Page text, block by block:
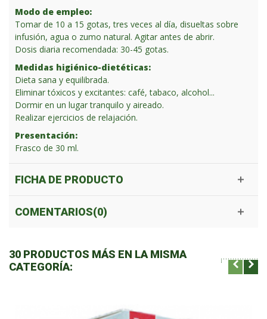
Modo de empleo:
Tomar de 10 a 15 gotas, tres veces al día, disueltas sobre
infusión, agua o zumo natural. Agitar antes de abrir.
Dosis diaria recomendada: 30-45 gotas.
Medidas higiénico-dietéticas:
Dieta sana y equilibrada.
Eliminar tóxicos y excitantes: café, tabaco, alcohol...
Dormir en un lugar tranquilo y aireado.
Realizar ejercicios de relajación.
Presentación:
Frasco de 30 ml.
FICHA DE PRODUCTO
COMENTARIOS(0)
30 PRODUCTOS MÁS EN LA MISMA
CATEGORÍA: